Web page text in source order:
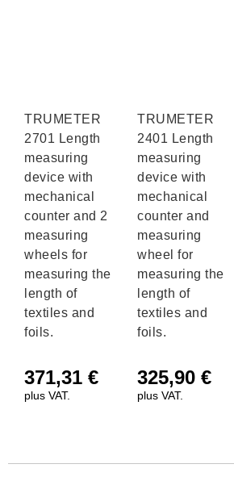
TRUMETER
2701 Length
measuring
device with
mechanical
counter and 2
measuring
wheels for
measuring the
length of
textiles and
foils.
371,31 €
plus VAT.
TRUMETER
2401 Length
measuring
device with
mechanical
counter and
measuring
wheel for
measuring the
length of
textiles and
foils.
325,90 €
plus VAT.